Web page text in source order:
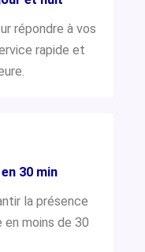
répondre à vos
rapide et
30 min
la présence
en moins de 30